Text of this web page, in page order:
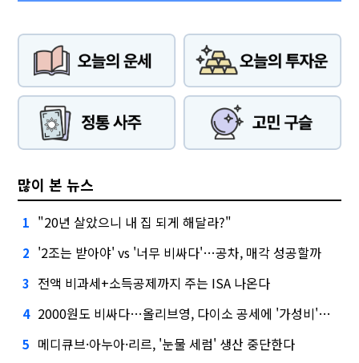
많이 본 뉴스
1 "20년 살았으니 내 집 되게 해달라?"
2 '2조는 받아야' vs '너무 비싸다'…공차, 매각 성공할까
3 전액 비과세+소득공제까지 주는 ISA 나온다
4 2000원도 비싸다…올리브영, 다이소 공세에 '가성비'로 맞불
5 메디큐브·아누아·리르, '눈물 세럼' 생산 중단한다